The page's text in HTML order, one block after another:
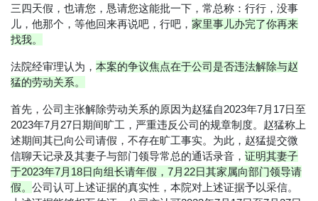
三四天假，也请您，恳请您这能批一下，常总称：行行，没事
儿，他那个，等他回来再说吧，行吧， 家里事儿办完了你再来
找我。
法院经审理认为， 本案的争议焦点在于公司是否违法解除与赵
猛的劳动关系。
首先，公司主张解除劳动关系的原因为赵猛自2023年7月17日至
2023年7月27日期间旷工，严重违反公司的规章制度。赵猛称上
述期间其已向公司请假，不存在旷工事实。为此，赵猛提交微
信聊天记录及其妻子与部门领导常总的通话录音， 证明其妻子
于2023年7月18日向组长请年假，7月22日其家属向部门领导请
假。 公司认可上述证据的真实性，本院对上述证据予以采信。